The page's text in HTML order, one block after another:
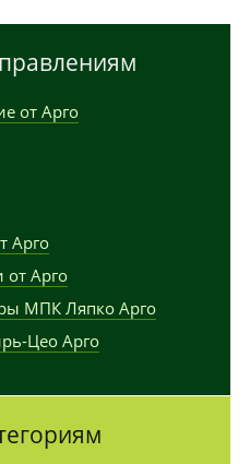
от Арго
Арго
от Арго
МПК Ляпко Арго
Цео Арго